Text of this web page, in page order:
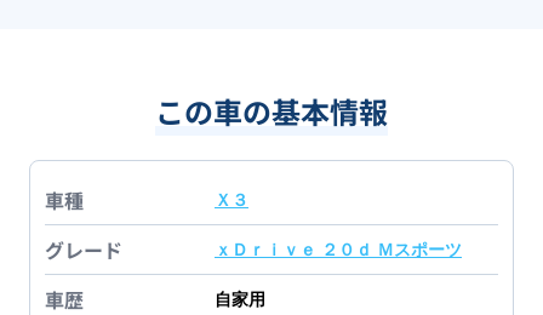
この車の基本情報
車種 Ｘ３
グレード ｘＤｒｉｖｅ ２０ｄ Ｍスポーツ
車歴 自家用